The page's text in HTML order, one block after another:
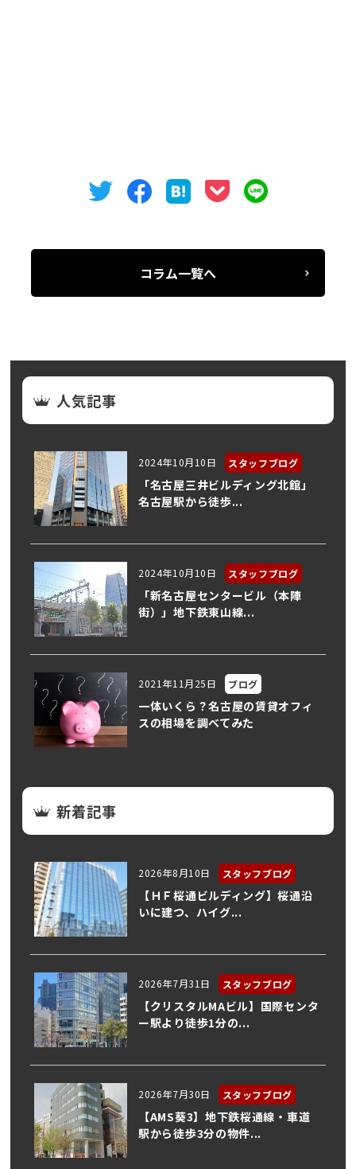
コラム一覧へ
人気記事
2024年10月10日 スタッフブログ
「名古屋三井ビルディング北館」
名古屋駅から徒歩...
2024年10月10日 スタッフブログ
「新名古屋センタービル（本陣
街）」地下鉄東山線...
2021年11月25日 ブログ
一体いくら？名古屋の賃貸オフィ
スの相場を調べてみた
新着記事
2026年8月10日 スタッフブログ
【ＨＦ桜通ビルディング】桜通沿
いに建つ、ハイグ...
2026年7月31日 スタッフブログ
【クリスタルMAビル】国際センタ
ー駅より徒歩1分の...
2026年7月30日 スタッフブログ
【AMS葵3】地下鉄桜通線・車道
駅から徒歩3分の物件...